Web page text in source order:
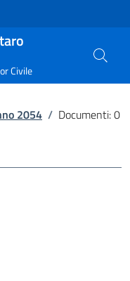
Civile
2054 / Documenti: 0